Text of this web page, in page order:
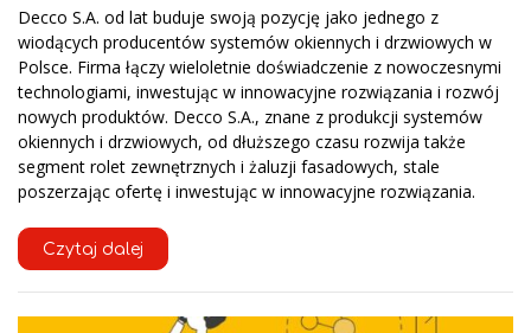
Decco S.A. od lat buduje swoją pozycję jako jednego z
wiodących producentów systemów okiennych i drzwiowych w
Polsce. Firma łączy wieloletnie doświadczenie z nowoczesnymi
technologiami, inwestując w innowacyjne rozwiązania i rozwój
nowych produktów. Decco S.A., znane z produkcji systemów
okiennych i drzwiowych, od dłuższego czasu rozwija także
segment rolet zewnętrznych i żaluzji fasadowych, stale
poszerzając ofertę i inwestując w innowacyjne rozwiązania.
Czytaj dalej